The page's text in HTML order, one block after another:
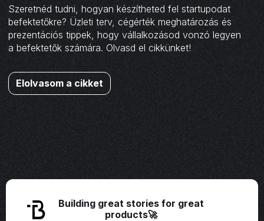
Szeretnéd tudni, hogyan készítheted fel startupodat
befektetőkre? Üzleti terv, cégérték meghatározás és
prezentációs tippek, hogy vállalkozásod vonzó legyen
a befektetők számára. Olvasd el cikkünket!
Elolvasom a cikket
Building great stories for great
products🚀